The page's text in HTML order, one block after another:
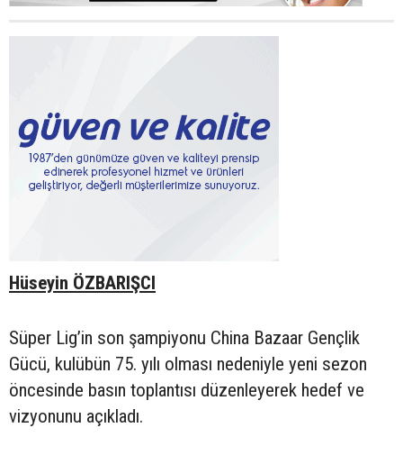
Hüseyin ÖZBARIŞCI
Süper Lig’in son şampiyonu China Bazaar Gençlik
Gücü, kulübün 75. yılı olması nedeniyle yeni sezon
öncesinde basın toplantısı düzenleyerek hedef ve
vizyonunu açıkladı.